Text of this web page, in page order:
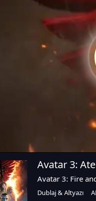
Avatar 3:
Avatar 3: Fire
Dublaj & Altyazı